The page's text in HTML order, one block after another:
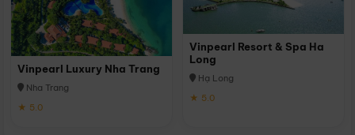
Vinpearl Luxury Nha Trang
Nha Trang
★ 5.0
Vinpearl Resort & Spa Ha
Long
Hạ Long
★ 5.0